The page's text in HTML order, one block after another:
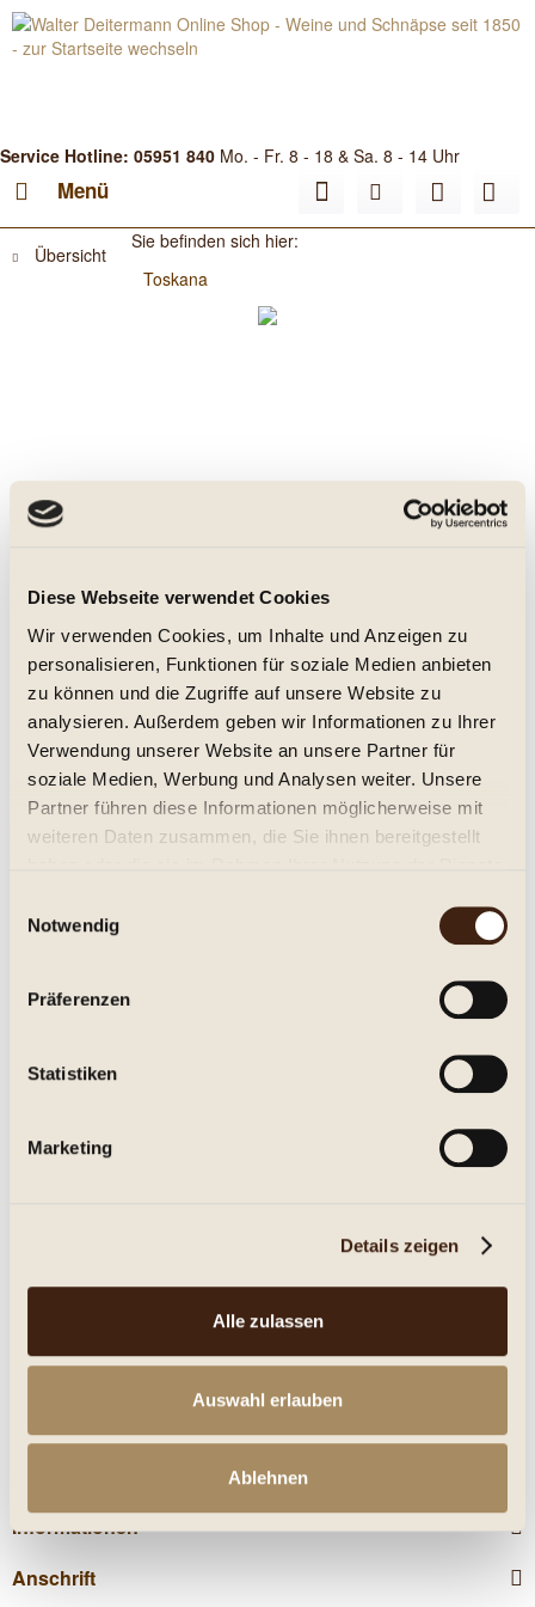
Diese Webseite verwendet Cookies
Wir verwenden Cookies, um Inhalte und Anzeigen zu
personalisieren, Funktionen für soziale Medien anbieten
zu können und die Zugriffe auf unsere Website zu
analysieren. Außerdem geben wir Informationen zu Ihrer
Verwendung unserer Website an unsere Partner für
soziale Medien, Werbung und Analysen weiter. Unsere
Partner führen diese Informationen möglicherweise mit
weiteren Daten zusammen, die Sie ihnen bereitgestellt
Notwendig
Präferenzen
Statistiken
Marketing
Details zeigen
Alle zulassen
Auswahl erlauben
Ablehnen
Service Hotline: 05951 840 Mo. - Fr. 8 - 18 & Sa. 8 - 14 Uhr
Menü
Übersicht
Sie befinden sich hier:
Toskana
Montecucco DOC. Ceneo 2012, Begnardi
trocken
12,95 € *
Inhalt:0.75 Liter (17,27 € * / 1 Liter)
inkl. MwSt.zzgl. Versandkosten
Lieferzeit ca. 1-3 Tage**
In den Warenkorb
Artikel-Nr.:
Beschreibung
mehr
Kunden kauften auch
Kunden haben sich ebenfalls angesehen
Informationen
Anschrift